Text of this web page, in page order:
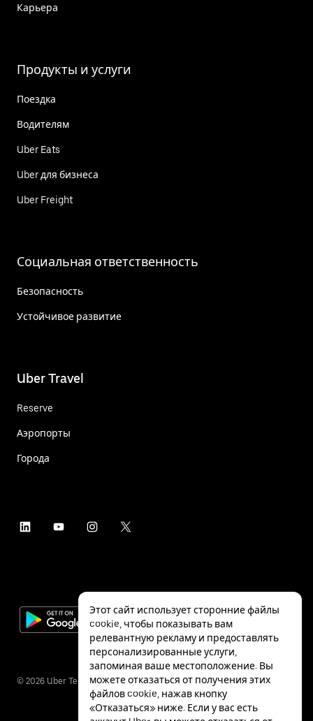
Карьера
Продукты и услуги
Поездка
Водителям
Uber Eats
Uber для бизнеса
Uber Freight
Социальная ответственность
Безопасность
Устойчивое развитие
Uber Travel
Reserve
Аэропорты
Города
© 2026 Uber Technologies Inc.
Этот сайт использует сторонние файлы
cookie, чтобы показывать вам
релевантную рекламу и предоставлять
персонализированные услуги,
запоминая ваше местоположение. Вы
можете отказаться от получения этих
файлов cookie, нажав кнопку
«Отказаться» ниже. Если у вас есть